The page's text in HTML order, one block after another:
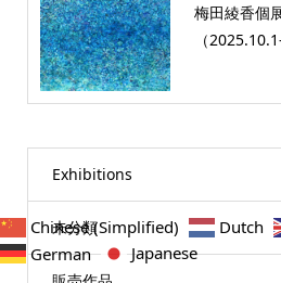
梅田綾香個
（
Exhibitions
未分類
Chinese (Simplified) Dutch
German
Japanese